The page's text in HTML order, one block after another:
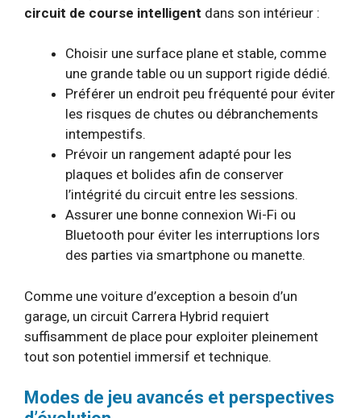
circuit de course intelligent dans son intérieur :
Choisir une surface plane et stable, comme
une grande table ou un support rigide dédié.
Préférer un endroit peu fréquenté pour éviter
les risques de chutes ou débranchements
intempestifs.
Prévoir un rangement adapté pour les
plaques et bolides afin de conserver
l’intégrité du circuit entre les sessions.
Assurer une bonne connexion Wi-Fi ou
Bluetooth pour éviter les interruptions lors
des parties via smartphone ou manette.
Comme une voiture d’exception a besoin d’un
garage, un circuit Carrera Hybrid requiert
suffisamment de place pour exploiter pleinement
tout son potentiel immersif et technique.
Modes de jeu avancés et perspectives